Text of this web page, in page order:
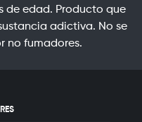
edad. Producto que
adictiva. No se
no fumadores.